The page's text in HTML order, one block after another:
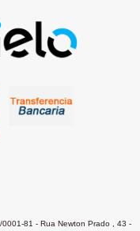
81 - Rua Newton Prado , 43 -